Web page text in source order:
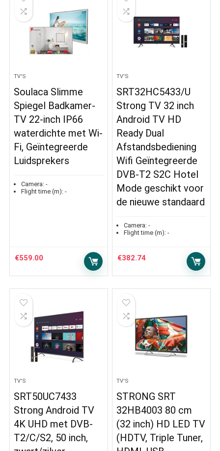
TV'S
Soulaca Slimme
Spiegel Badkamer-
TV 22-inch IP66
waterdichte met Wi-
Fi, Geïntegreerde
Luidsprekers
Camera: -
Flight time (m): -
€559.00
TV'S
SRT32HC5433/U
Strong TV 32 inch
Android TV HD
Ready Dual
Afstandsbediening
Wifi Geïntegreerde
DVB-T2 S2C Hotel
Mode geschikt voor
de nieuwe standaard
Camera: -
Flight time (m): -
€382.74
TV'S
SRT50UC7433
Strong Android TV
4K UHD met DVB-
T2/C/S2, 50 inch,
TV'S
STRONG SRT
32HB4003 80 cm
(32 inch) HD LED TV
(HDTV, Triple Tuner,